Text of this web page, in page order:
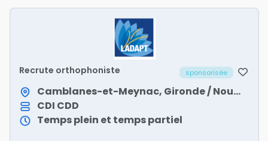
Recrute orthophoniste sponsorisée
Camblanes-et-Meynac, Gironde / Nouvelle-Aquitaine
CDI CDD
Temps plein et temps partiel